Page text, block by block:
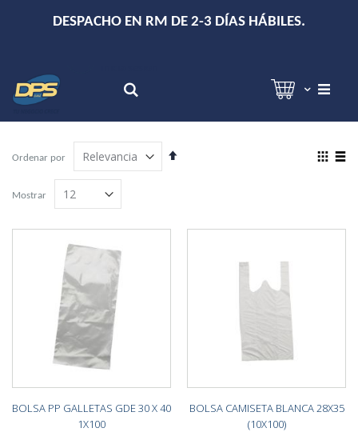
DESPACHO EN RM DE 2-3 DÍAS HÁBILES.
Ordenar por
Establecer
View
Mostrar
BOLSA PP GALLETAS GDE 30 X 40
1X100
BOLSA CAMISETA BLANCA 28X35
(10X100)